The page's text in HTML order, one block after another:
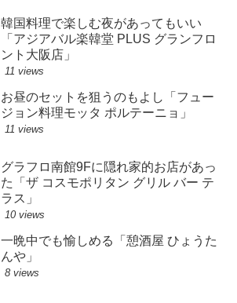
韓国料理で楽しむ夜があってもいい
「アジアバル楽韓堂 PLUS グランフロ
ント大阪店」
11 views
お昼のセットを狙うのもよし「フュー
ジョン料理モッタ ポルテーニョ」
11 views
グラフロ南館9Fに隠れ家的お店があっ
た「ザ コスモポリタン グリル バー テ
ラス」
10 views
一晩中でも愉しめる「憩酒屋 ひょうた
んや」
8 views